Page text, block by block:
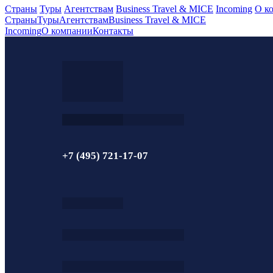
Страны Туры Агентствам Business Travel & MICE Incoming О
СтраныТурыАгентствамBusiness Travel & MICE
IncomingО компанииКонтакты
+7 (495) 721-17-07